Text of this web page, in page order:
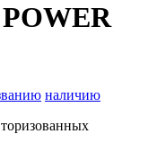
наличию